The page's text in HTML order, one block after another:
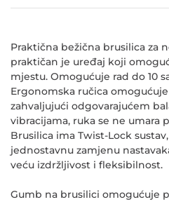
Praktična bežična brusilica za
praktičan je uređaj koji
mjestu. Omogućuje rad do 10
Ergonomska ručica
zahvaljujući odgovarajućem
vibracijama, ruka se ne umara
Brusilica ima Twist-Lock
jednostavnu zamjenu
veću izdržljivost i fleksibilnost.
Gumb na brusilici omogućuje